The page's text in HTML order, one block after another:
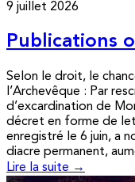
9 juillet 2026
Publications
Selon le droit, le
l’Archevêque : Par
d’excardination de
décret en forme de
enregistré le 6 juin, a
diacre permanent,
Lire la suite →